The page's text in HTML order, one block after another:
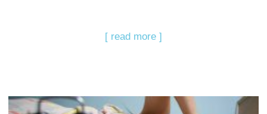
[ read more ]